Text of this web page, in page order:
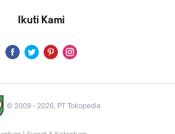
akan segera memperbarui
Mendapatkan Nomor Pembayaran?
Pembayaran, Namun Mengapa
Ikuti Kami
© 2009 - 2026, PT Tokopedia